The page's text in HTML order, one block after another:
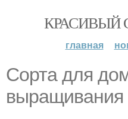
КРАСИВЫЙ
главная
Сорта для
выращивания